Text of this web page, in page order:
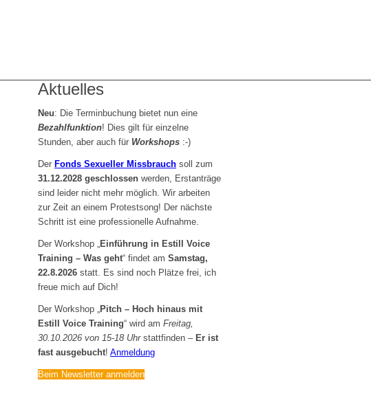
Aktuelles
Neu: Die Terminbuchung bietet nun eine
Bezahlfunktion! Dies gilt für einzelne
Stunden, aber auch für Workshops :-)
Der Fonds Sexueller Missbrauch soll zum
31.12.2028 geschlossen werden, Erstanträge
sind leider nicht mehr möglich. Wir arbeiten
zur Zeit an einem Protestsong! Der nächste
Schritt ist eine professionelle Aufnahme.
Der Workshop „Einführung in Estill Voice
Training – Was geht“ findet amSamstag,
22.8.2026 statt. Es sind noch Plätze frei, ich
freue mich auf Dich!
Der Workshop „Pitch – Hoch hinaus mit
Estill Voice Training“ wird amFreitag,
30.10.2026 von 15-18 Uhrstattfinden – Er ist
fast ausgebucht!Anmeldung
Beim Newsletter anmelden